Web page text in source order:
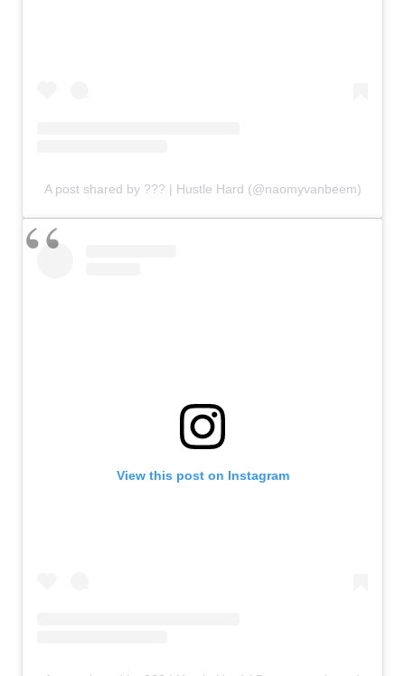
A post shared by ??? | Hustle Hard (@naomyvanbeem)
View this post on Instagram